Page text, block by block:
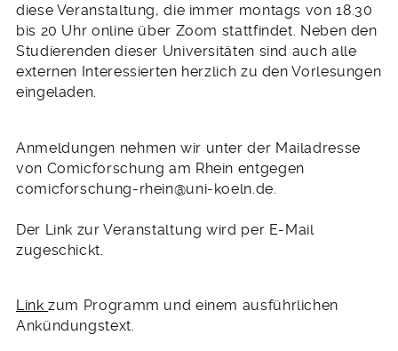
diese Veranstaltung, die immer montags von 18.30
bis 20 Uhr online über Zoom stattfindet. Neben den
Studierenden dieser Universitäten sind auch alle
externen Interessierten herzlich zu den Vorlesungen
eingeladen.
Anmeldungen nehmen wir unter der Mailadresse
von Comicforschung am Rhein entgegen
comicforschung-rhein@uni-koeln.de.
Der Link zur Veranstaltung wird per E-Mail
zugeschickt.
Linkzum Programm und einem ausführlichen
Ankündungstext.